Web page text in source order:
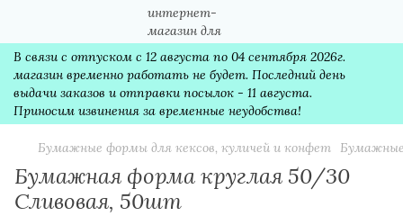
В связи с отпуском с 12 августа по 04 сентября 2026г.
магазин временно работать не будет. Последний день
выдачи заказов и отправки посылок - 11 августа.
Приносим извинения за временные неудобства!
Бумажные формы для кексов, куличей и конфет
Бумажная форма круглая 50/30
Сливовая, 50шт